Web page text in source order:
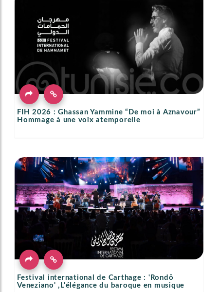
FIH 2026 : Ghassan Yammine “De moi à Aznavour”
Hommage à une voix atemporelle
Festival international de Carthage : 'Rondō
Veneziano' ,L'élégance du baroque en musique